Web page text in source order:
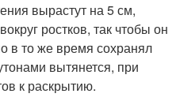
вырастут на 5 см,
ростков, так чтобы он
в то же время сохранял
вытянется, при
к раскрытию.